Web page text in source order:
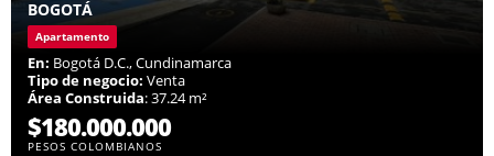
BOGOTÁ
Apartamento
En: Bogotá D.C., Cundinamarca
Tipo de negocio: Venta
Área Construida: 37.24 m²
$180.000.000
PESOS COLOMBIANOS